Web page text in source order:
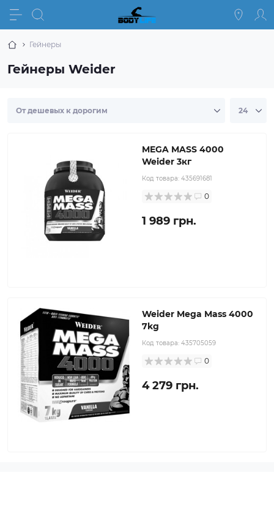
Гейнеры
Гейнеры Weider
MEGA MASS 4000
Weider 3кг
Код товара: 435691681
0
1 989 грн.
Weider Mega Mass 4000
7kg
Код товара: 435705059
0
4 279 грн.